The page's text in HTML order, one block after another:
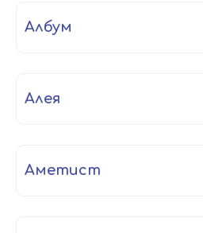
албум
алея
аметист